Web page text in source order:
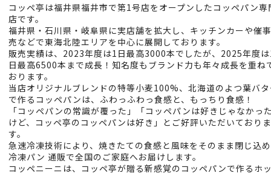
コッペ亭は福井県福井市で第1号店をオープンしたコッペパン専
店です。
福井県・石川県・岐阜県に実店舗を拡大し、キッチンカーや催
売などで東海北陸エリアを中心に展開しております。
販売実績は、2023年度は1日最高3000本でしたが、2025年度
日最高6500本まで成長！知名度もブランド力も年々成長を重ね
おります。
当店オリジナルブレンドの特等小麦100%、北海道のよつ葉バ
で作るコッペパンは、ふわっふわっ食感と、もっちり食感！
「コッペパンの常識が覆った」「コッペパンは好きじゃなかっ
けど、コッペ亭のコッペパンは好き」とご好評いただいており
す。
急速冷凍技術により、焼きたての食感と風味をそのまま閉じ込
冷凍パン 通販で全国のご家庭へお届けします。
コッペニーニは、コッペ亭が贈る新感覚のコッペパンで作るホ